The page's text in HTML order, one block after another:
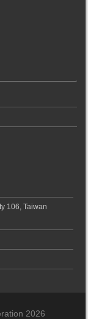
106, Taiwan
2026